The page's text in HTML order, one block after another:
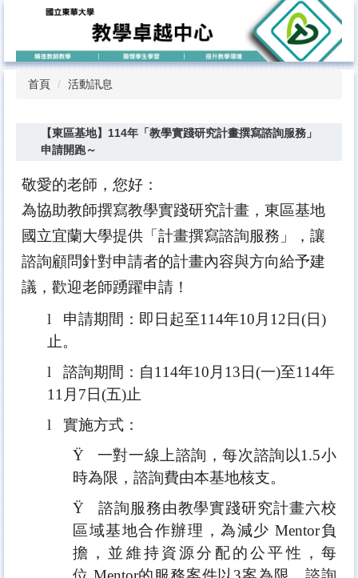
要
首頁 活動訊息
【東區基地】114年「教學實踐研究計畫撰寫諮詢服務」
申請開跑～
敬愛的老師，您好：
為協助教師撰寫教學實踐研究計畫，東區基地
國立宜蘭大學提供「 計畫撰寫諮詢服務」， 讓
諮詢顧問針對申請者的計畫內容與方向給予建
議， 歡迎老師踴躍申請！
l 申請期間：即日起至114年10 月 12 日(日)
止。
l 諮詢期間：自114年10 月 13 日(一)至114年
11 月 7 日(五)止
l 實施方式：
Ÿ 一對一線上諮詢，每次諮詢以1.5小
時為限， 諮詢費由本基地核支。
Ÿ 諮詢服務由教學實踐研究計畫六校
區域基地合作辦理，為減少 Mentor負
擔，並維持資源分配的公平性，每